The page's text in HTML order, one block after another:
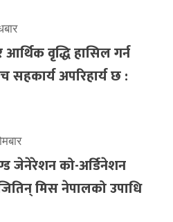
आर्थिक वृद्धि हासिल गर्न
अपरिहार्य छ :
जेनेरेशन को-अर्डिनेशन
मिस नेपालको उपाधि